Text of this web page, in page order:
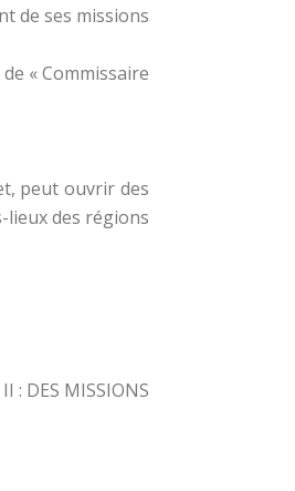
de ses missions.
« Commissaire ».
peut ouvrir des
des régions.
: DES MISSIONS